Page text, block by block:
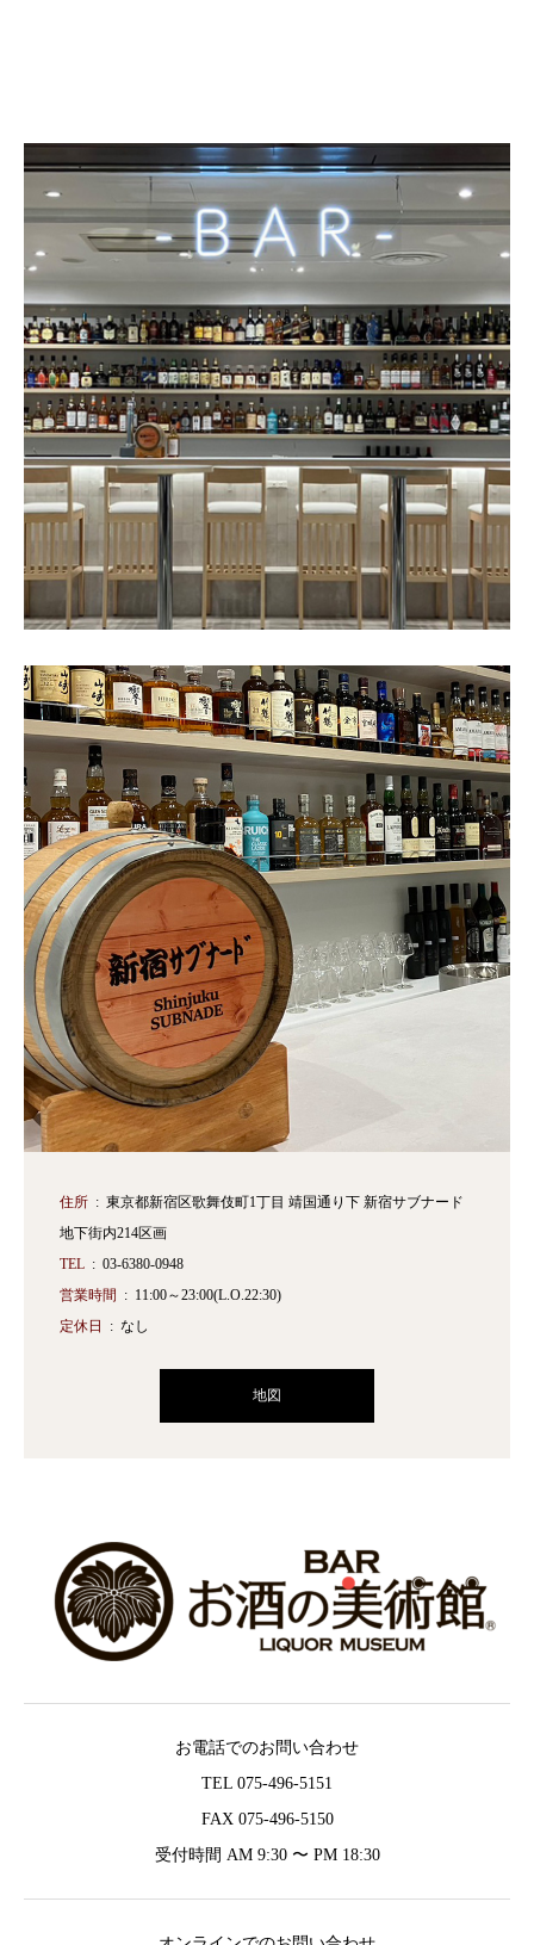
住所
東京都新宿区歌舞伎町1丁目 靖国通り下 新宿サブナード
地下街内214区画
TEL
03-6380-0948
営業時間
11:00～23:00(L.O.22:30)
定休日
なし
地図
お電話でのお問い合わせ
TEL 075-496-5151
FAX 075-496-5150
受付時間 AM 9:30 〜 PM 18:30